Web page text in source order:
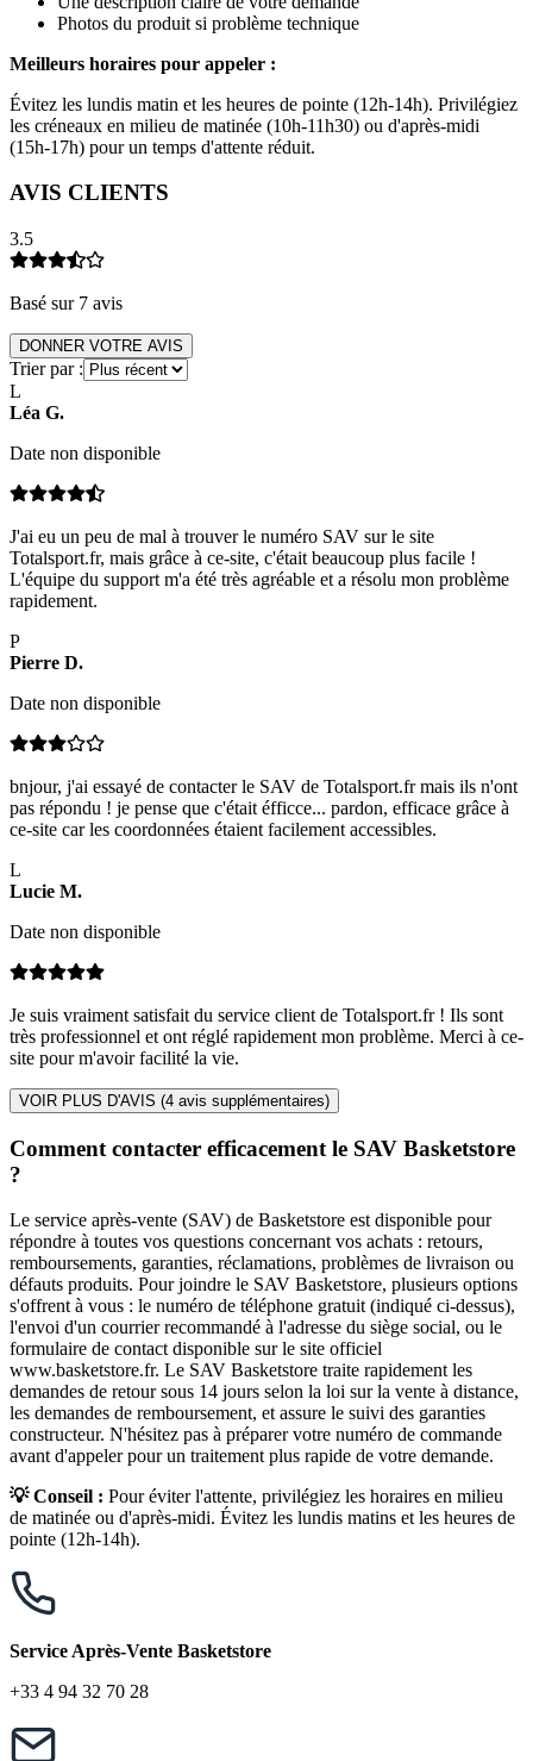
Photos du produit si problème technique
Meilleurs horaires pour appeler :
Évitez les lundis matin et les heures de pointe (12h-14h). Privilégiez
les créneaux en milieu de matinée (10h-11h30) ou d'après-midi
(15h-17h) pour un temps d'attente réduit.
AVIS CLIENTS
3.5
Basé sur 7 avis
DONNER VOTRE AVIS
Trier par :
L
Léa G.
Date non disponible
J'ai eu un peu de mal à trouver le numéro SAV sur le site
Totalsport.fr, mais grâce à ce-site, c'était beaucoup plus facile !
L'équipe du support m'a été très agréable et a résolu mon problème
rapidement.
P
Pierre D.
Date non disponible
bnjour, j'ai essayé de contacter le SAV de Totalsport.fr mais ils n'ont
pas répondu ! je pense que c'était éfficce... pardon, efficace grâce à
ce-site car les coordonnées étaient facilement accessibles.
L
Lucie M.
Date non disponible
Je suis vraiment satisfait du service client de Totalsport.fr ! Ils sont
très professionnel et ont réglé rapidement mon problème. Merci à ce-
site pour m'avoir facilité la vie.
VOIR PLUS D'AVIS (4 avis supplémentaires)
Comment contacter efficacement le SAV Basketstore
?
Le service après-vente (SAV) de Basketstore est disponible pour
répondre à toutes vos questions concernant vos achats : retours,
remboursements, garanties, réclamations, problèmes de livraison ou
défauts produits. Pour joindre le SAV Basketstore, plusieurs options
s'offrent à vous : le numéro de téléphone gratuit (indiqué ci-dessus),
l'envoi d'un courrier recommandé à l'adresse du siège social, ou le
formulaire de contact disponible sur le site officiel
www.basketstore.fr. Le SAV Basketstore traite rapidement les
demandes de retour sous 14 jours selon la loi sur la vente à distance,
les demandes de remboursement, et assure le suivi des garanties
constructeur. N'hésitez pas à préparer votre numéro de commande
avant d'appeler pour un traitement plus rapide de votre demande.
💡 Conseil : Pour éviter l'attente, privilégiez les horaires en milieu
de matinée ou d'après-midi. Évitez les lundis matins et les heures de
pointe (12h-14h).
Service Après-Vente Basketstore
+33 4 94 32 70 28